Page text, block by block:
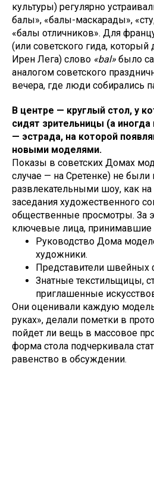
культуры) регулярно
балы», «балы-маскарады»,
«балы отличников». Для
(или советского гида,
Ирен Лега) слово «bal» было
аналогом советского
вечера, где люди собирались
В центре — круглый стол, у
сидят зрительницы (а иногда
— эстрада, на которой
новыми моделями.
Показы в советских Домах
случае — на Сретенке) не были
развлекательными шоу, как
заседания художественного
общественные просмотры. За
ключевые лица, принимавшие
Руководство Дома
художники.
Представители швейных
Знатные текстильщицы,
приглашенные
Они оценивали каждую
руках», делали пометки в
пойдет ли вещь в массовое
форма стола подчеркивала
равенство в обсуждении.